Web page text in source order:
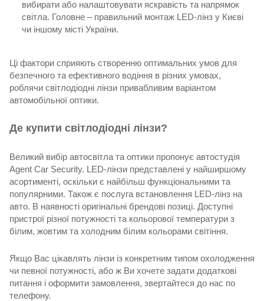
вибирати або налаштовувати яскравість та напрямок
світла. Головне – правильний монтаж LED-лінз у Києві
чи іншому місті України.
Ці фактори сприяють створенню оптимальних умов для
безпечного та ефективного водіння в різних умовах,
роблячи світлодіодні лінзи привабливим варіантом
автомобільної оптики.
Де купити світлодіодні лінзи?
Великий вибір автосвітла та оптики пропонує автостудія
Agent Car Security. LED-лінзи представлені у найширшому
асортименті, оскільки є найбільш функціональними та
популярними. Також є послуга встановлення LED-лінз на
авто. В наявності оригінальні брендові позиці. Доступні
пристрої різної потужності та кольорової температури з
білим, жовтим та холодним білим кольорами світіння.
Якщо Вас цікавлять лінзи із конкретним типом охолодження
чи певної потужності, або ж Ви хочете задати додаткові
питання і оформити замовлення, звертайтеся до нас по
телефону.